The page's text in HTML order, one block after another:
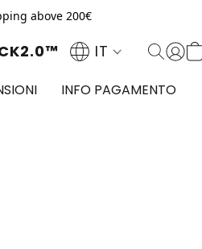
above 200€
IT
INFO PAGAMENTO